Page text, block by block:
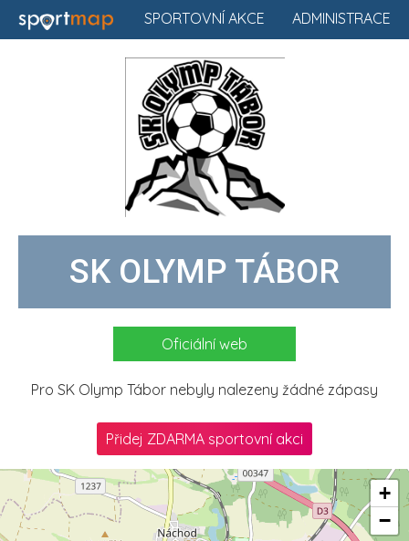
ADMINISTRACE
SPORTOVNÍ AKCE
SK OLYMP TÁBOR
Oficiální web
Pro SK Olymp Tábor nebyly nalezeny žádné zápasy
Přidej ZDARMA sportovní akci
+
−